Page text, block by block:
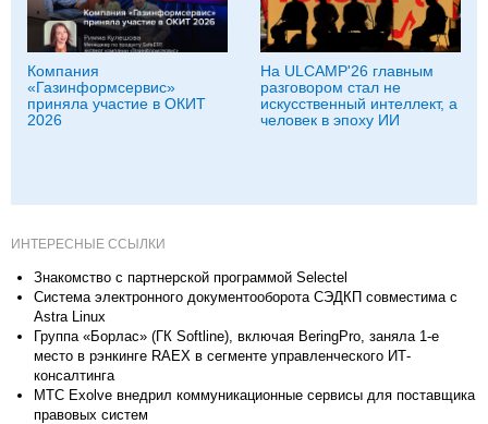
Компания
«Газинформсервис»
приняла участие в ОКИТ
2026
На ULCAMP'26 главным
разговором стал не
искусственный интеллект, а
человек в эпоху ИИ
ИНТЕРЕСНЫЕ ССЫЛКИ
Знакомство с партнерской программой Selectel
Система электронного документооборота СЭДКП совместима с
Astra Linux
Группа «Борлас» (ГК Softline), включая BeringPro, заняла 1-е
место в рэнкинге RAEX в сегменте управленческого ИТ-
консалтинга
МТС Exolve внедрил коммуникационные сервисы для поставщика
правовых систем